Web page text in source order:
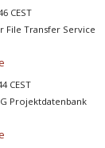
CEST
File Transfer Service
CEST
Projektdatenbank